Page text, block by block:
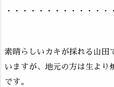
・・・・・・・・・・・・
素晴らしいカキが採れる山田
いますが、地元の方は生より
です。